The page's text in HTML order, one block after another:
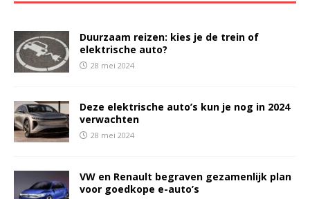
Duurzaam reizen: kies je de trein of
elektrische auto?
28 mei 2024
Deze elektrische auto’s kun je nog in 2024
verwachten
28 mei 2024
VW en Renault begraven gezamenlijk plan
voor goedkope e-auto’s